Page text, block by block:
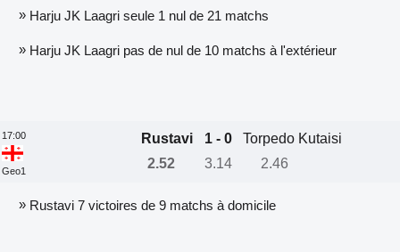
»Harju JK Laagri seule 1 nul de 21 matchs
»Harju JK Laagri pas de nul de 10 matchs à l'extérieur
17:00
Geo1
Rustavi 1 - 0
Torpedo Kutaisi
2.52
3.14 2.46
»Rustavi 7 victoires de 9 matchs à domicile